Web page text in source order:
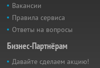
Вакансии
Правила сервиса
Ответы на вопросы
Бизнес-Партнёрам
Давайте сделаем акцию!